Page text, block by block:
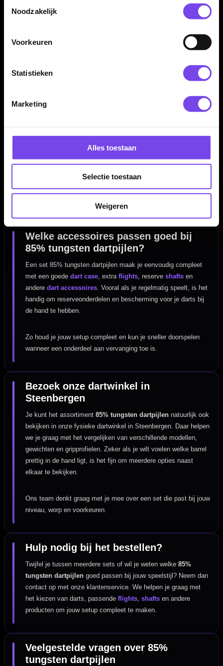
Noodzakelijk
Voorkeuren
Statistieken
Marketing
Alles toestaan
Selectie toestaan
Weigeren
Voor veel darters is 85% tungsten daarom een slimme keuze
85% tungsten dartpijlen combineren
Ook bij
werken flights en shafts
Zo ontdek je stap voor stap welke combinatie het beste past bij
Dat maakt deze dartpijlen niet alleen interessant vanwege het
materiaal, maar ook als sterke basis om jouw complete setup
Welke accessoires passen goed bij
85% tungsten dartpijlen?
Een set 85% tungsten dartpijlen maak je eenvoudig compleet
met een goededart case, extraflights, reserveshafts en
anderedart accessoires. Vooral als je regelmatig speelt, is het
handig om reserveonderdelen en bescherming voor je darts bij
de hand te hebben.
Zo houd je jouw setup compleet en kun je sneller doorspelen
wanneer een onderdeel aan vervanging toe is.
Bezoek onze dartwinkel in
Steenbergen
Je kunt het assortiment85% tungsten dartpijlen natuurlijk ook
bekijken in onze fysieke dartwinkel in Steenbergen. Daar helpen
we je graag met het vergelijken van verschillende modellen,
gewichten en gripprofielen. Zeker als je wilt voelen welke barrel
prettig in de hand ligt, is het fijn om meerdere opties naast
elkaar te bekijken.
Ons team denkt graag met je mee over een set die past bij jouw
niveau, worp en voorkeuren.
Hulp nodig bij het bestellen?
Twijfel je tussen meerdere sets of wil je weten welke85%
tungsten dartpijlen goed passen bij jouw speelstijl? Neem dan
contact op met onze klantenservice. We helpen je graag met
het kiezen van darts, passendeflights,shafts en andere
producten om jouw setup compleet te maken.
Veelgestelde vragen over 85%
tungsten dartpijlen